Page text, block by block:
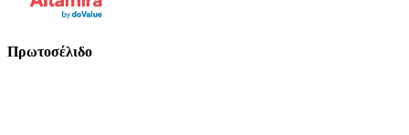
Πρωτοσέλιδο